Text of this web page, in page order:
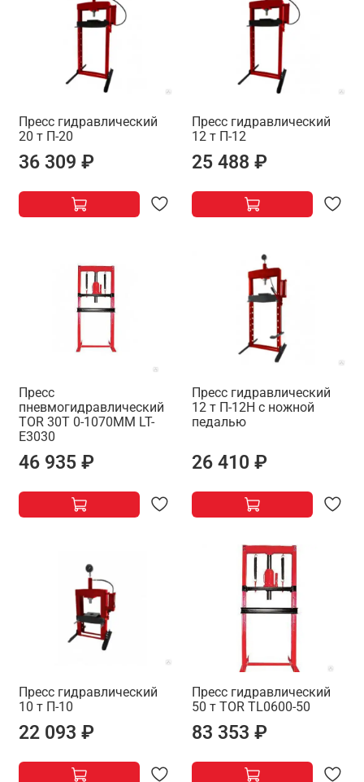
Пресс гидравлический
20 т П-20
36 309 ₽
Пресс гидравлический
12 т П-12
25 488 ₽
Пресс
пневмогидравлический
TOR 30T 0-1070MM LT-
E3030
46 935 ₽
Пресс гидравлический
12 т П-12Н с ножной
педалью
26 410 ₽
Пресс гидравлический
10 т П-10
22 093 ₽
Пресс гидравлический
50 т TOR TL0600-50
83 353 ₽